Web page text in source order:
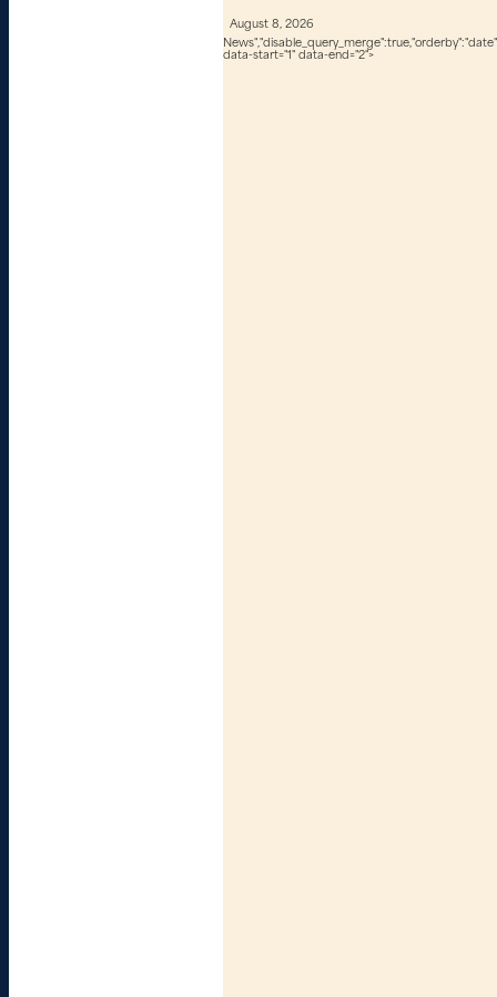
August 8, 2026
data-start="1" data-end="2">